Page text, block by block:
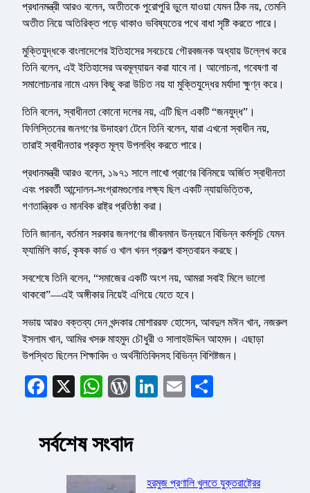
প্রধানমন্ত্রী আরও বলেন, অতীতকে পুরোপুরি ভুলে যাওয়া যেমন ঠিক নয়, তেমনি
অতীত নিয়ে অতিরিক্ত পড়ে থাকাও ভবিষ্যতের পথে বাধা সৃষ্টি করতে পারে।
মুক্তিযুদ্ধকে বাংলাদেশের ইতিহাসের সবচেয়ে গৌরবজনক অধ্যায় উল্লেখ করে
তিনি বলেন, এই ইতিহাসের অবমূল্যায়ন করা যাবে না। আলোচনা, গবেষণা বা
সমালোচনার নামে এমন কিছু করা উচিত নয় যা মুক্তিযুদ্ধের মর্যাদা ক্ষুণ্ন করে।
তিনি বলেন, স্বাধীনতা কোনো দলের নয়, এটি ছিল একটি “জনযুদ্ধ”।
ফিলিস্তিনের জনগণের উদাহরণ টেনে তিনি বলেন, যারা এখনো স্বাধীন নয়,
তারাই স্বাধীনতার প্রকৃত মূল্য উপলব্ধি করতে পারে।
প্রধানমন্ত্রী আরও বলেন, ১৯৭১ সালে লাখো প্রাণের বিনিময়ে অর্জিত স্বাধীনতা
এবং পরবর্তী আন্দোলন-সংগ্রামগুলোর লক্ষ্য ছিল একটি ন্যায়ভিত্তিক,
গণতান্ত্রিক ও মানবিক রাষ্ট্র প্রতিষ্ঠা করা।
তিনি জানান, বর্তমান সরকার জনগণের জীবনমান উন্নয়নে বিভিন্ন কর্মসূচি যেমন
ফ্যামিলি কার্ড, কৃষক কার্ড ও খাল খনন প্রকল্প বাস্তবায়ন করছে।
সবশেষে তিনি বলেন, “সমাজের একটি অংশ নয়, আমরা সবাই মিলে ভালো
থাকবো”—এই অঙ্গীকার নিয়েই এগিয়ে যেতে হবে।
সভায় আরও বক্তব্য দেন খন্দকার মোশাররফ হোসেন, আবদুল মঈন খান, নজরুল
ইসলাম খান, আমির খসরু মাহমুদ চৌধুরী ও সালাহউদ্দিন আহমদ। এছাড়া
উপস্থিত ছিলেন শিক্ষাবিদ ও অর্থনীতিবিদসহ বিভিন্ন বিশিষ্টজন।
Facebook
X WhatsApp
WordPress
LinkedIn
Email
সর্বশেষ সংবাদ
হরমুজ প্রণালি খুলতে যুক্তরাষ্ট্রের